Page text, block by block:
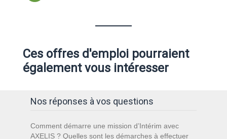
Ces offres d'emploi pourraient
également vous intéresser
Nos réponses à vos questions
Comment démarre une mission d’Intérim avec
AXELIS ? Quelles sont les démarches à effectuer